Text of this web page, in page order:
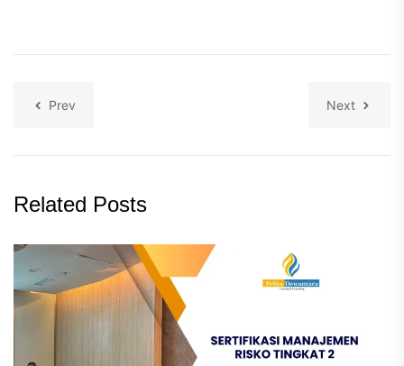
Prev Next
Related Posts